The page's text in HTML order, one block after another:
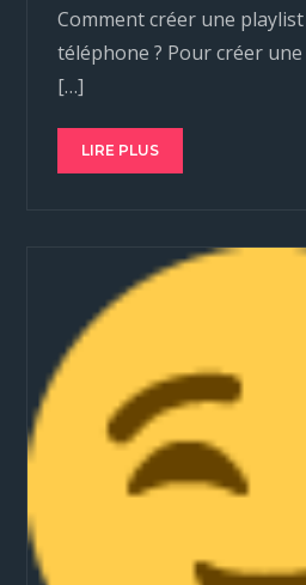
Comment créer une
téléphone ? Pour créer
[…]
LIRE PLUS